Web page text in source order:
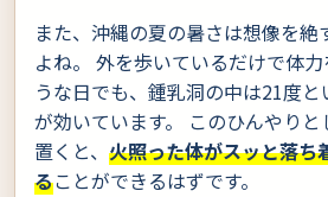
また、沖縄の夏の暑さは想像を絶
よね。 外を歩いているだけで体
うな日でも、鍾乳洞の中は21度
が効いています。 このひんやり
置くと、 火照った体がスッと落ち
ることができるはずです。